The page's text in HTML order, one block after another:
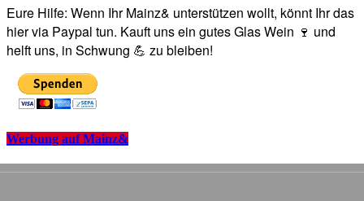
Eure Hilfe: Wenn Ihr Mainz& unterstützen wollt, könnt Ihr das
hier via Paypal tun. Kauft uns ein gutes Glas Wein 🍷 und
helft uns, in Schwung 💪 zu bleiben!
Werbung auf Mainz&